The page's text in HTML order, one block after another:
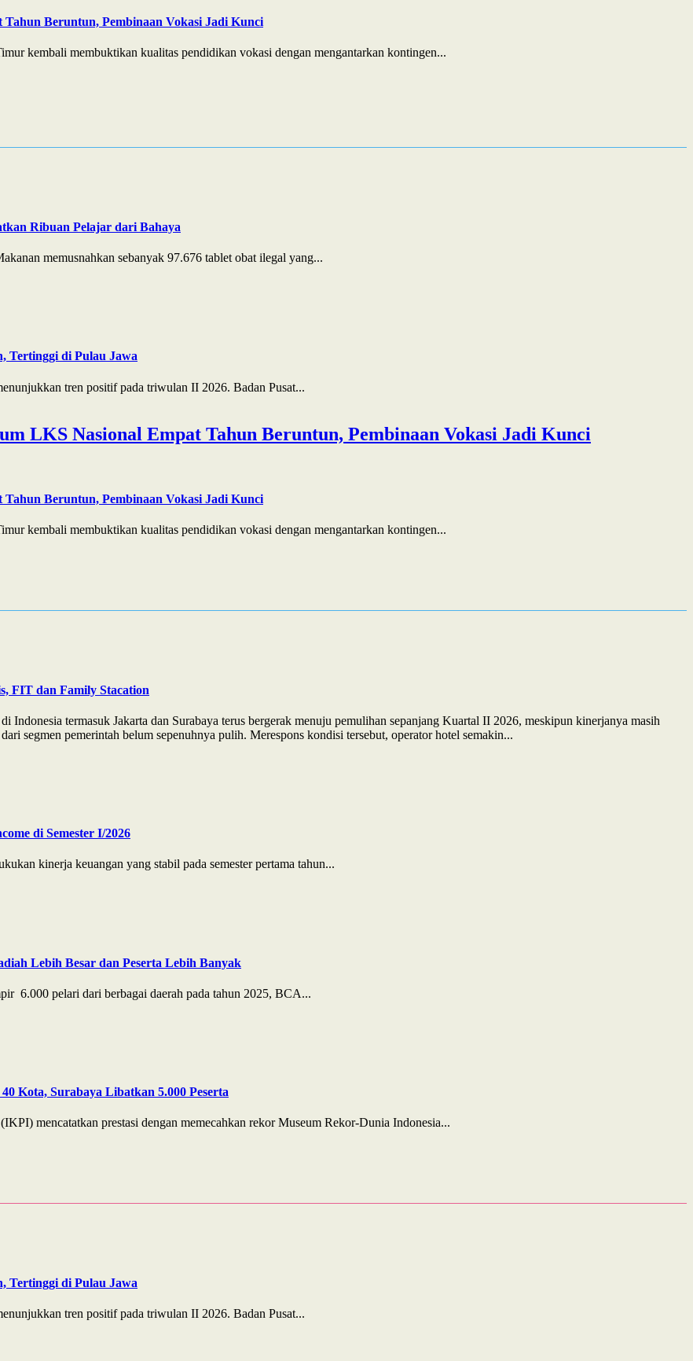
Beruntun, Pembinaan Vokasi Jadi Kunci
kembali membuktikan kualitas pendidikan vokasi dengan mengantarkan kontingen...
Ribuan Pelajar dari Bahaya
memusnahkan sebanyak 97.676 tablet obat ilegal yang...
Tertinggi di Pulau Jawa
tren positif pada triwulan II 2026. Badan Pusat...
LKS Nasional Empat Tahun Beruntun, Pembinaan Vokasi Jadi Kunci
Beruntun, Pembinaan Vokasi Jadi Kunci
kembali membuktikan kualitas pendidikan vokasi dengan mengantarkan kontingen...
FIT dan Family Stacation
Indonesia termasuk Jakarta dan Surabaya terus bergerak menuju pemulihan sepanjang Kuartal II 2026, meskipun kinerjanya masih
segmen pemerintah belum sepenuhnya pulih. Merespons kondisi tersebut, operator hotel semakin...
di Semester I/2026
kinerja keuangan yang stabil pada semester pertama tahun...
Lebih Besar dan Peserta Lebih Banyak
6.000 pelari dari berbagai daerah pada tahun 2025, BCA...
Kota, Surabaya Libatkan 5.000 Peserta
mencatatkan prestasi dengan memecahkan rekor Museum Rekor-Dunia Indonesia...
Tertinggi di Pulau Jawa
tren positif pada triwulan II 2026. Badan Pusat...